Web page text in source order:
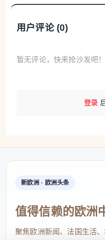
用户评论 (0)
暂无评论，快来抢沙发吧
登录
新欧洲 · 欧洲头条
值得信赖的欧洲
聚焦欧洲新闻、法国生活